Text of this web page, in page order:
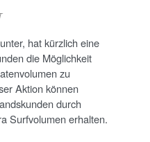
hat kürzlich eine
die Möglichkeit
zu
Aktion können
durch
Surf­volumen erhalten.